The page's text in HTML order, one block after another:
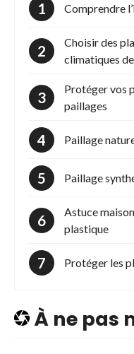
Comprendre
Choisir des
climatiques
Protéger vos
paillages
Paillage
Paillage
Astuce
plastique
Protéger les
À ne pas